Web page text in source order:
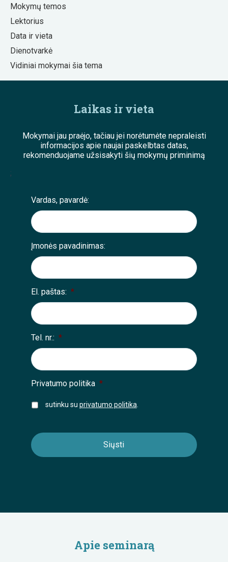
Mokymų temos
Lektorius
Data ir vieta
Dienotvarkė
Vidiniai mokymai šia tema
Laikas ir vieta
Mokymai jau praėjo, tačiau jei norėtumėte nepraleisti
informacijos apie naujai paskelbtas datas,
rekomenduojame užsisakyti šių mokymų priminimą
;
Vardas, pavardė:
Įmonės pavadinimas:
El. paštas: *
Tel. nr.: *
Privatumo politika *
sutinku su privatumo politika
Apie seminarą